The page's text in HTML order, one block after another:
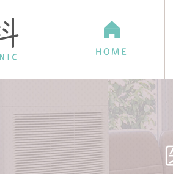
HOME
院長紹介 ア
療法 お肌の治療